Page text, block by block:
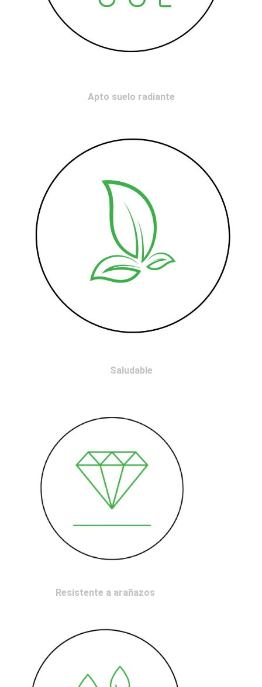
Apto suelo radiante
Saludable
Resistente a arañazos